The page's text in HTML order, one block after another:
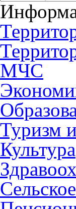
МЧС
Туризм
Культура